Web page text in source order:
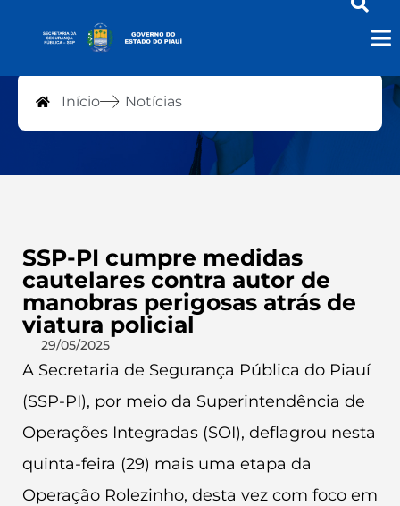
Notícias
Início Notícias
SSP-PI cumpre medidas
cautelares contra autor de
manobras perigosas atrás de
viatura policial
29/05/2025
A Secretaria de Segurança Pública do Piauí
(SSP-PI), por meio da Superintendência de
Operações Integradas (SOI), deflagrou nesta
quinta-feira (29) mais uma etapa da
Operação Rolezinho, desta vez com foco em